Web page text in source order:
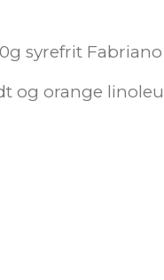
syrefrit
og orange